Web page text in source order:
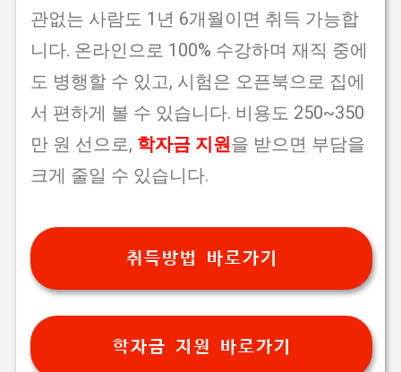
관없는 사람도 1년 6개월이면 취득 가능합
니다. 온라인으로 100% 수강하며 재직 중에
도 병행할 수 있고, 시험은 오픈북으로 집에
서 편하게 볼 수 있습니다. 비용도 250~350
만 원 선으로, 학자금 지원을 받으면 부담을
크게 줄일 수 있습니다.
취득방법 바로가기
학자금 지원 바로가기